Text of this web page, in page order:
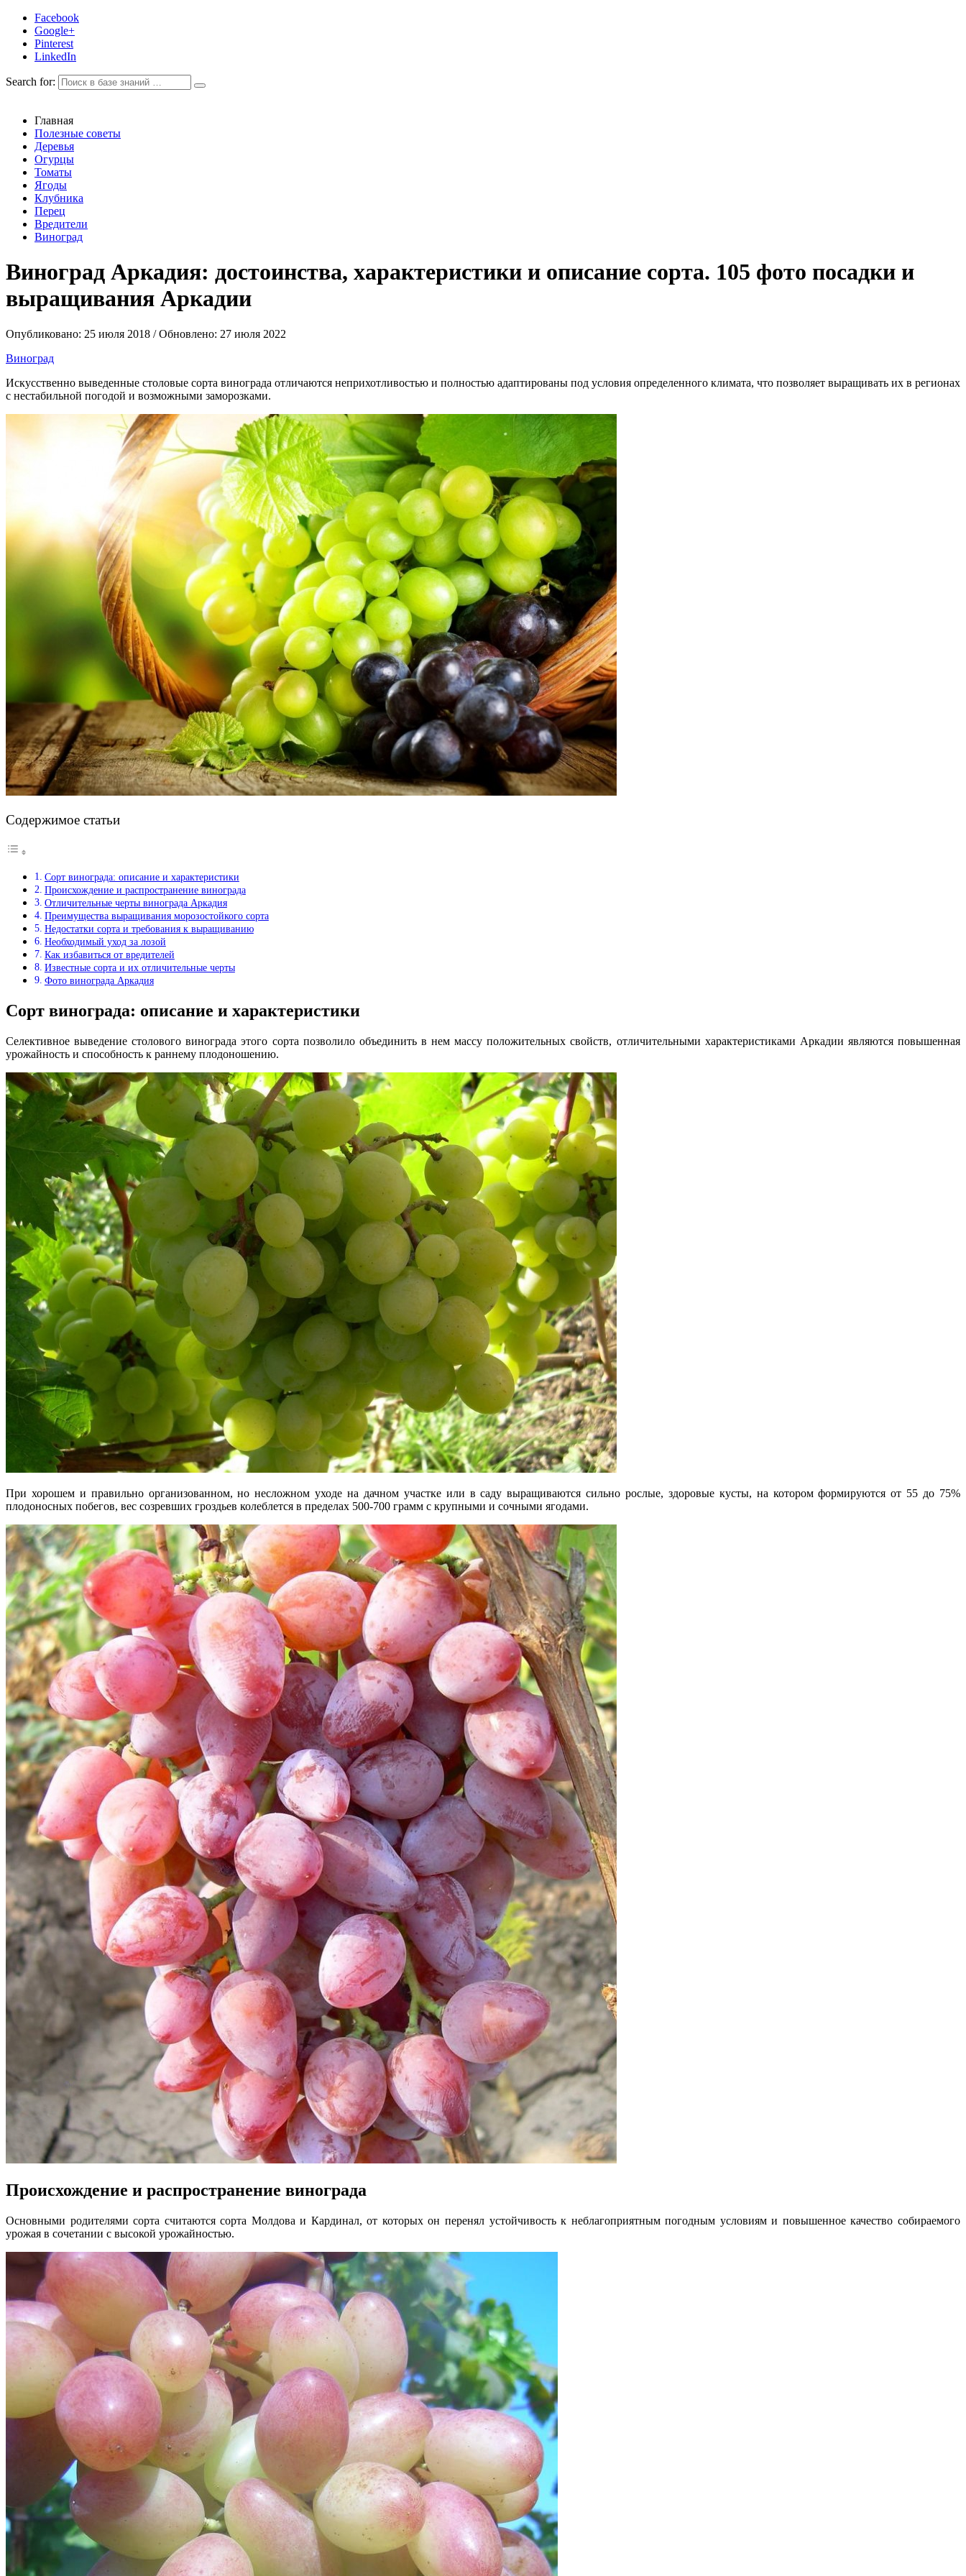
Facebook
Google+
Pinterest
LinkedIn
Search for:
Главная
Полезные советы
Деревья
Огурцы
Томаты
Ягоды
Клубника
Перец
Вредители
Виноград
Виноград Аркадия: достоинства, характеристики и описание сорта. 105 фото посадки и
выращивания Аркадии
Опубликовано: 25 июля 2018 / Обновлено: 27 июля 2022
Виноград
Искусственно выведенные столовые сорта винограда отличаются неприхотливостью и полностью адаптированы под условия определенного климата, что позволяет выращивать их в регионах
с нестабильной погодой и возможными заморозками.
Содержимое статьи
Сорт винограда: описание и характеристики
Происхождение и распространение винограда
Отличительные черты винограда Аркадия
Преимущества выращивания морозостойкого сорта
Недостатки сорта и требования к выращиванию
Необходимый уход за лозой
Как избавиться от вредителей
Известные сорта и их отличительные черты
Фото винограда Аркадия
Сорт винограда: описание и характеристики
Селективное выведение столового винограда этого сорта позволило объединить в нем массу положительных свойств, отличительными характеристиками Аркадии являются повышенная
урожайность и способность к раннему плодоношению.
При хорошем и правильно организованном, но несложном уходе на дачном участке или в саду выращиваются сильно рослые, здоровые кусты, на котором формируются от 55 до 75%
плодоносных побегов, вес созревших гроздьев колеблется в пределах 500-700 грамм с крупными и сочными ягодами.
Происхождение и распространение винограда
Основными родителями сорта считаются сорта Молдова и Кардинал, от которых он перенял устойчивость к неблагоприятным погодным условиям и повышенное качество собираемого
урожая в сочетании с высокой урожайностью.